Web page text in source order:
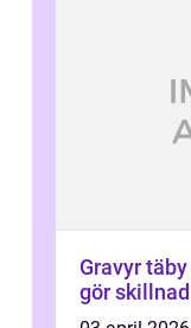
Gravyr täby personliga detaljer som
gör skillnad